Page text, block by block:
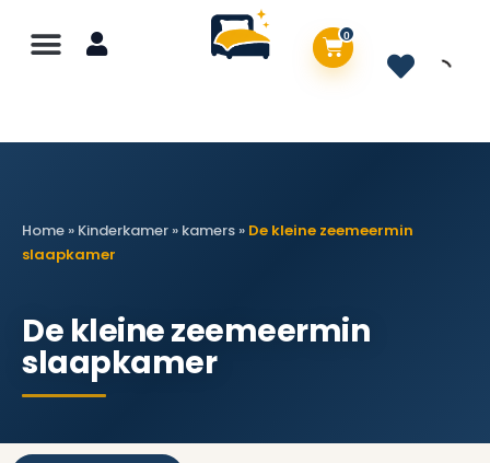
0
Home » Kinderkamer » kamers » De kleine zeemeermin
slaapkamer
De kleine zeemeermin
slaapkamer